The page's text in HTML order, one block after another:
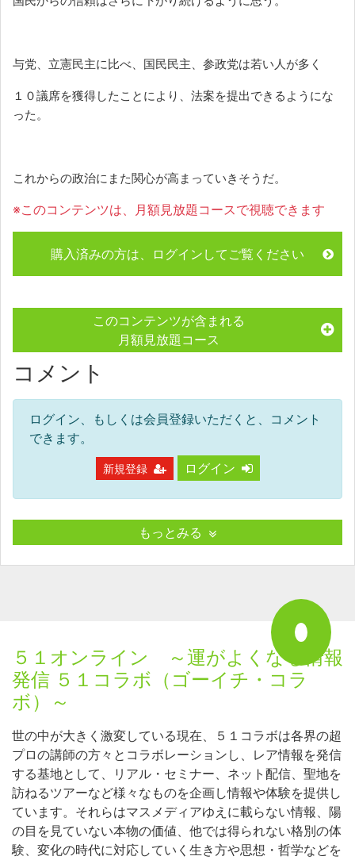
与党、立憲民主に比べ、国民民主、参政党は若い人が多く
１０議席を獲得したことにより、法案を提出できるようにな
った。
これからの政治にまた関心が高まっていきそうだ。
※このコンテンツは、月額見放題コースで視聴できます
購入済みの方は、ログインしてご覧ください
このコンテンツが含まれる
月額見放題コース
コメント
ログイン、もしくは会員登録いただくと、コメント
できます。
新規登録 ログイン
もっとみる
５１オンライン ～運がよくなる情報
発信 ５１コラボ（ゴーイチ・コラ
ボ）～
世の中が大きく激変している現在、５１コラボは各界の超
プロの講師の方々とコラボレーションし、レア情報を発信
する基地として、リアル・セミナー、ネット配信、聖地を
訪ねるツアーなど様々なものを企画し情報や体験を提供し
ています。それらはマスメディアゆえに載らない情報、陽
の目を見ていない本物の価値、他では得られない格別の体
験、変化の時代に対応していく生き方や思想・哲学などを